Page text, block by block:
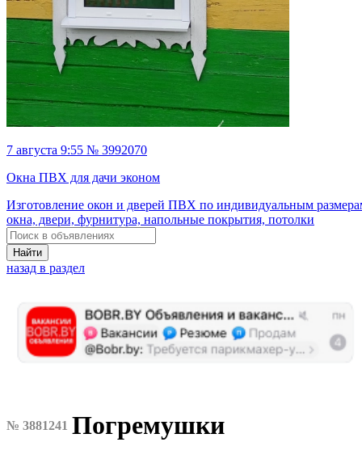
7 августа 9:55 № 3992070
Окна ПВХ для дачи эконом
Изготовление окон и дверей ПВХ по индивидуальным
окна, двери, фурнитура, напольные покрытия, потолки
Найти
назад в раздел
№ 3881241 Погремушки